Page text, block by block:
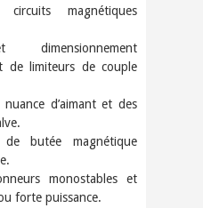
magnétiques
dimensionnement
de limiteurs de couple
d’aimant et des
de butée magnétique
monostables et
forte puissance.